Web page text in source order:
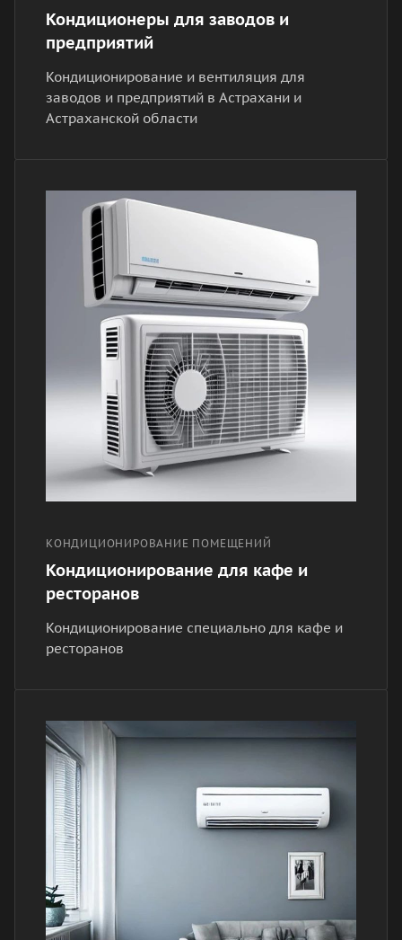
Кондиционеры для заводов и
предприятий
Кондиционирование и вентиляция для
заводов и предприятий в Астрахани и
Астраханской области
КОНДИЦИОНИРОВАНИЕ ПОМЕЩЕНИЙ
Кондиционирование для кафе и
ресторанов
Кондиционирование специально для кафе и
ресторанов